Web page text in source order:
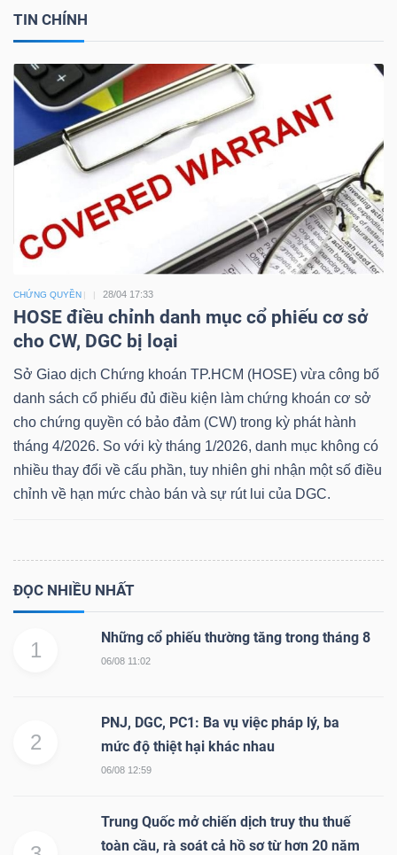
TIN CHÍNH
CHỨNG QUYỀN 28/04 17:33
HOSE điều chỉnh danh mục cổ phiếu cơ sở
cho CW, DGC bị loại
Sở Giao dịch Chứng khoán TP.HCM (HOSE) vừa công bố
danh sách cổ phiếu đủ điều kiện làm chứng khoán cơ sở
cho chứng quyền có bảo đảm (CW) trong kỳ phát hành
tháng 4/2026. So với kỳ tháng 1/2026, danh mục không có
nhiều thay đổi về cấu phần, tuy nhiên ghi nhận một số điều
chỉnh về hạn mức chào bán và sự rút lui của DGC.
ĐỌC NHIỀU NHẤT
1
Những cổ phiếu thường tăng trong tháng 8
06/08 11:02
2
PNJ, DGC, PC1: Ba vụ việc pháp lý, ba
mức độ thiệt hại khác nhau
06/08 12:59
Trung Quốc mở chiến dịch truy thu thuế
toàn cầu, rà soát cả hồ sơ từ hơn 20 năm
Công
tư
thông
tài
chính
liệu
tài
chính